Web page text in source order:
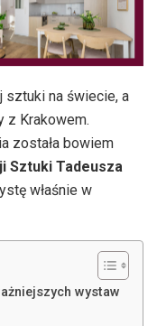
sztuki na świecie, a
z Krakowem.
została bowiem
Sztuki Tadeusza
właśnie w
wystaw